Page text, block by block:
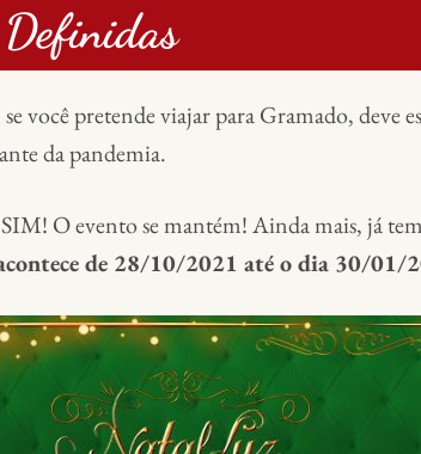
você pretende viajar para Gramado, deve
da pandemia.
O evento se mantém! Ainda mais, já
de 28/10/2021 até o dia 30/01/